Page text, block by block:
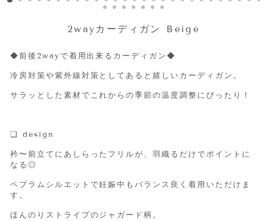
2wayカーディガン Beige
◆前後2wayで着用出来るカーディガン◆
冷房対策や紫外線対策としてあると嬉しいカーディガン。
サラッとした素材でこれからの季節の温度調整にぴったり！
❑ design
衿〜前立てにあしらったフリルが、羽織るだけでポイントに
なる◎
ペプラムシルエットで妊娠中もバランス良く着用いただけま
す。
ほんのりストライプのジャガード柄。